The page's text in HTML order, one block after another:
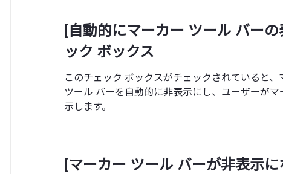
[自動的にマーカー ツール バー
ック ボックス
このチェック ボックスがチェックされていると
ツール バーを自動的に非表示にし、ユーザーが
示します。
[マーカー ツール バーが非表示